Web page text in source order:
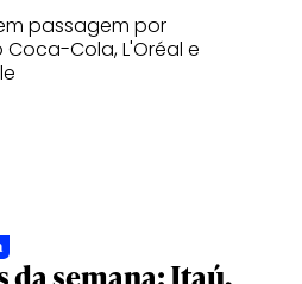
passagem por
Cola, L'Oréal e